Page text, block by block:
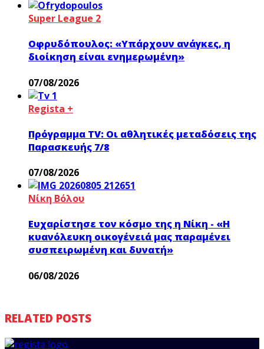
Super League 2
Οφρυδόπουλος: «Υπάρχουν ανάγκες, η
διοίκηση είναι ενημερωμένη»
07/08/2026
Regista +
Πρόγραμμα TV: Οι αθλητικές μεταδόσεις της
Παρασκευής 7/8
07/08/2026
Νίκη Βόλου
Ευχαρίστησε τον κόσμο της η Νίκη - «Η
κυανόλευκη οικογένειά μας παραμένει
συσπειρωμένη και δυνατή»
06/08/2026
RELATED POSTS